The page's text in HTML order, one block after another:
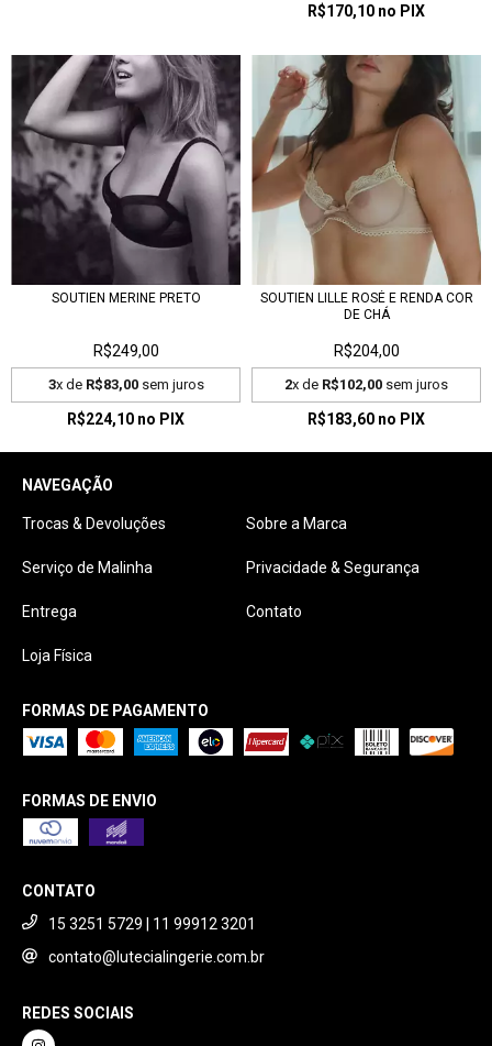
R$170,10 no PIX
SOUTIEN MERINE PRETO
R$249,00
3x de R$83,00sem juros
R$224,10 no PIX
SOUTIEN LILLE ROSÉ E RENDA COR
DE CHÁ
R$204,00
2x de R$102,00 sem juros
R$183,60 no PIX
NAVEGAÇÃO
Trocas & Devoluções Sobre a Marca
Serviço de Malinha Privacidade & Segurança
Entrega Contato
Loja Física
FORMAS DE PAGAMENTO
FORMAS DE ENVIO
CONTATO
15 3251 5729 | 11 99912 3201
contato@lutecialingerie.com.br
REDES SOCIAIS